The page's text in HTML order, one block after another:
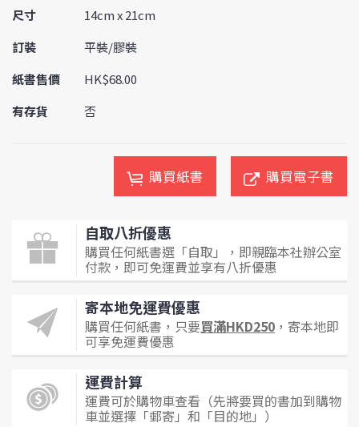
尺寸
14cm x 21cm
訂裝
平裝/膠裝
紙書售價
HK$68.00
有存貨
否
購買紙書 購買電子書
自取八折優惠
購買任何紙書選「自取」，即親臨本社辦公室
付款，即可免運費並享有八折優惠
寄本地免運費優惠
購買任何紙書，只要買滿HKD250 ，寄本地即
可享免運費優惠
運費計算
運費可於購物車查看（先將要買的書加到購物
車並選擇「郵寄」和「目的地」）